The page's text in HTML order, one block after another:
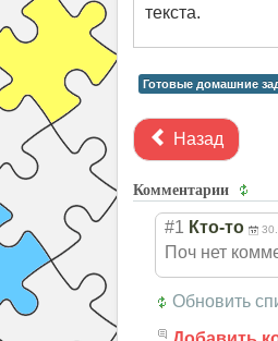
текста.
Готовые домашние
Назад
Комментарии
#1 Кто-то
Поч нет
Обновить